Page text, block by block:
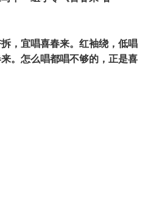
，宜唱喜春来。红袖绕，低唱
。怎么唱都唱不够的，正是喜